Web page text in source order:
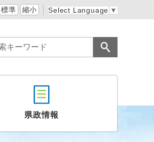
標準 縮小 Select Language ▼
県政情報